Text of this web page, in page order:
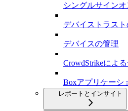
シングルサインオ
デバイストラスト
デバイスの管理
CrowdStrikeによ
Boxアプリケーシ
レポートとインサイト